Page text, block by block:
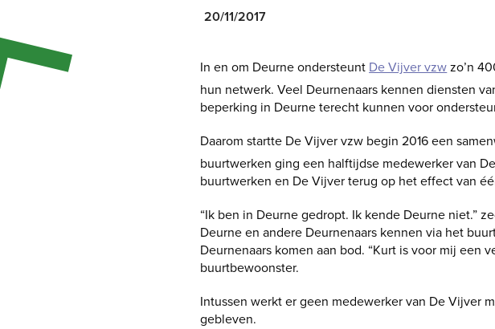
20/11/2017
In en om Deurne ondersteunt De Vijver vzwzo’n
hun netwerk. Veel Deurnenaars kennen diensten
beperking in Deurne terecht kunnen voor
Daarom startte De Vijver vzw begin 2016 een
buurtwerken ging een halftijdse medewerker van
buurtwerken en De Vijver terug op het effect van
“Ik ben in Deurne gedropt. Ik kende Deurne niet.”
Deurne en andere Deurnenaars kennen via het
Deurnenaars komen aan bod. “Kurt is voor mij een
buurtbewoonster.
Intussen werkt er geen medewerker van De Vijver
gebleven.